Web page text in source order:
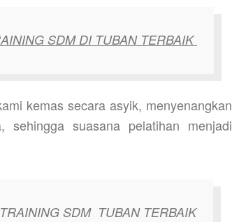
SDM DI TUBAN TERBAIK
kemas secara asyik, menyenangkan
suasana pelatihan menjadi
SDM TUBAN TERBAIK